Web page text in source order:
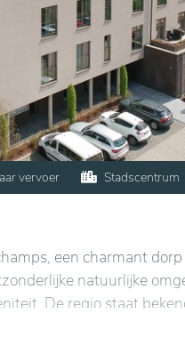
vervoer Stadscentrum
een charmant
natuurlijke
De regio staat
voor wandelingen en